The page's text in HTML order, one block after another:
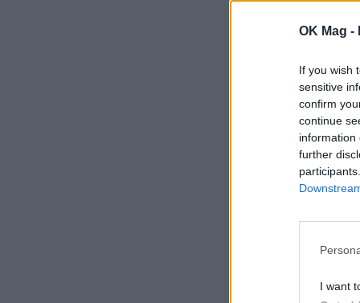
OK Mag -
If you wish
sensitive
confirm
continue
information
further
I want